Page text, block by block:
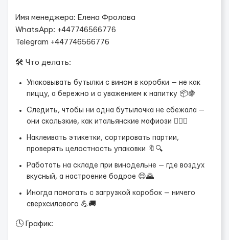
Имя менеджера: Елена Фролова
WhatsApp: +447746566776
Telegram +447746566776
🛠 Что делать:
Упаковывать бутылки с вином в коробки — не как
пиццу, а бережно и с уважением к напитку 📦🍇
Следить, чтобы ни одна бутылочка не сбежала —
они скользкие, как итальянские мафиози 🕵️‍♂️🍾
Наклеивать этикетки, сортировать партии,
проверять целостность упаковки 🔖🔍
Работать на складе при винодельне — где воздух
вкусный, а настроение бодрое 😌🌄
Иногда помогать с загрузкой коробок — ничего
сверхсилового 💪🚚
🕓 График: